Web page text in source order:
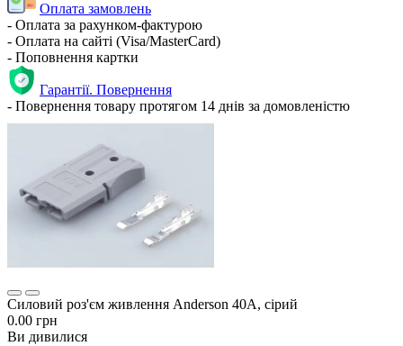
Оплата замовлень
- Оплата за рахунком-фактурою
- Оплата на сайті (Visa/MasterCard)
- Поповнення картки
Гарантії. Повернення
- Повернення товару протягом 14 днів за домовленістю
Силовий роз'єм живлення Anderson 40А, сірий
0.00 грн
Ви дивилися